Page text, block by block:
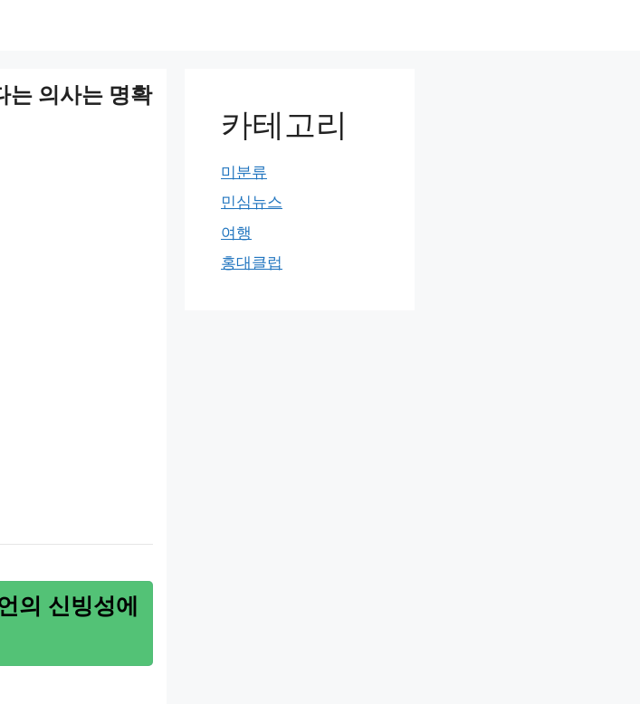
는 의사는 명확
의 신빙성에
카테고리
미분류
민심뉴스
여행
홍대클럽